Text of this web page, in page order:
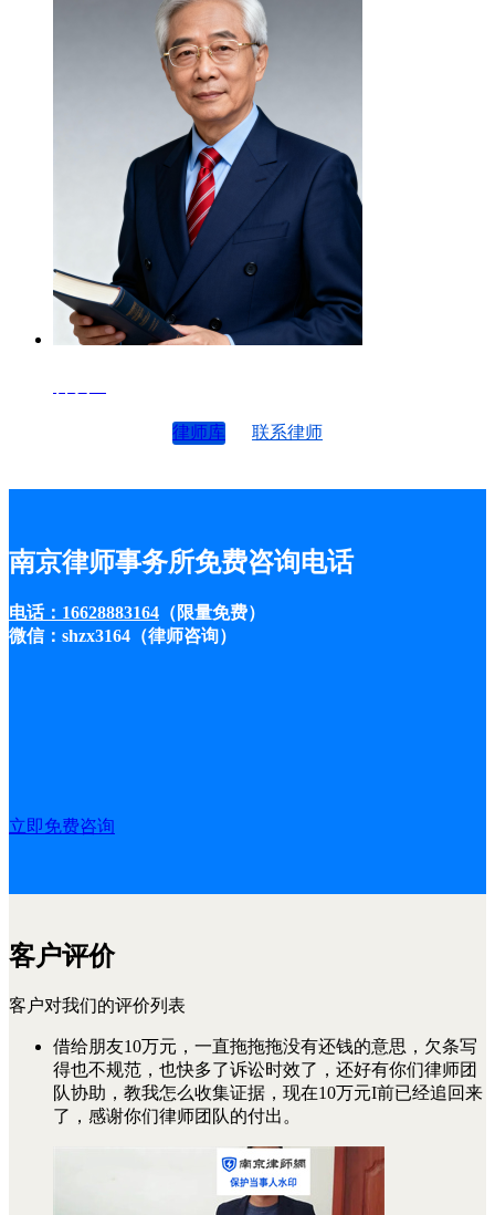
律师库 联系律师
南京律师事务所免费咨询电话
电话：16628883164 （限量免费）
微信：shzx3164（律师咨询）
立即免费咨询
客户评价
客户对我们的评价列表
借给朋友10万元，一直拖拖拖没有还钱的意思，欠条写
得也不规范，也快多了诉讼时效了，还好有你们律师团
队协助，教我怎么收集证据，现在10万元I前已经追回来
了，感谢你们律师团队的付出。